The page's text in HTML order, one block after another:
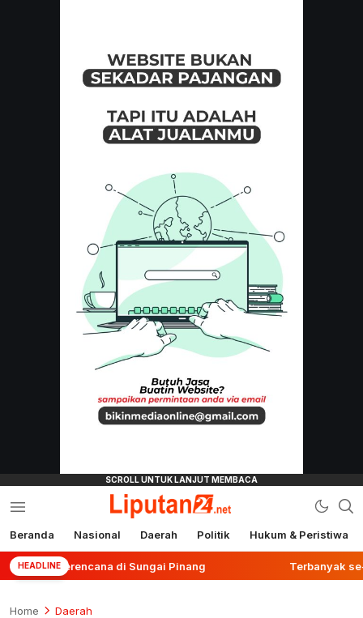
liputan24.net
Beranda Nasional Daerah Politik Hukum & Peristiwa
HEADLINEdi Sungai Pinang Terbanyak se-Kalsel,
Home Daerah